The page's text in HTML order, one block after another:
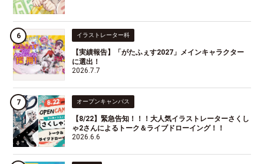
イラストレーター科
【実績報告】「がたふぇす2027」メインキャラクター
に選出！
2026.7.7
オープンキャンパス
【8/22】緊急告知！！！大人気イラストレーターさくし
ゃ2さんによるトーク＆ライブドローイング！！
2026.6.6